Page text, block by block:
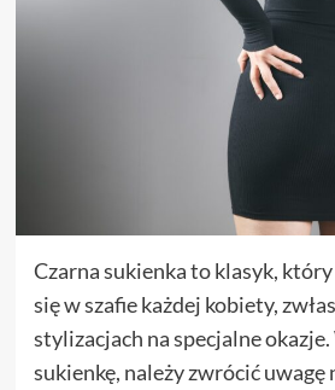
Czarna sukienka to klasyk,
się w szafie każdej kobiety,
stylizacjach na specjalne
sukienkę, należy zwrócić uwagę